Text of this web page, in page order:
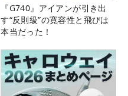
『G740』アイアンが引き出
す“反則級”の寛容性と飛びは
本当だった！